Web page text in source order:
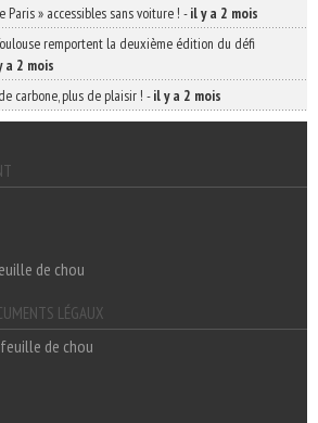
» accessibles sans voiture ! -il y a 2 mois
remportent la deuxième édition du défi
a 2 mois
carbone, plus de plaisir ! -il y a 2 mois
de chou
LÉGAUX
de chou